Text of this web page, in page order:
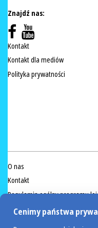
Znajdź nas:
Kontakt
Kontakt dla mediów
Polityka prywatności
O nas
Kontakt
Regulamin ogólny programu
Regulamin akcji lokalnej
Cenimy państwa